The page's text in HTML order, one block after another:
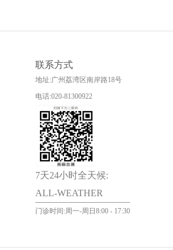
联系方式
地址:广州荔湾区南岸路18号
电话:020-81300922
7天24小时全天候:
ALL-WEATHER
门诊时间:周一-周日8:00 - 17:30